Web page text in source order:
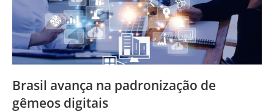
Brasil avança na padronização de
gêmeos digitais